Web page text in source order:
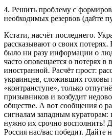
4. Решить проблему с
необходимых резервов (дайте
Кстати, насчёт последнего.
рассказывают о своих
было ни разу информации о
часто оповещается о потерях в
иностранной. Расчёт прост:
украинцев, сложивших головы
«контранступе», только
призывников и возбудит
обществе. А вот сообщения о
сигналам западным
нужно их срочно восполнить!
Россия нас/вас победит. Дайте